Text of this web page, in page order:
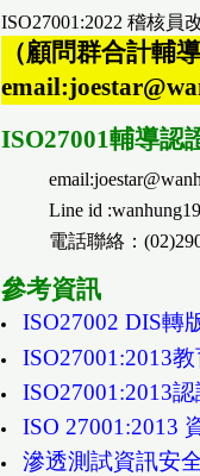
ISO27001:2022 稽核員
（顧問群合計輔
ISO27001輔導認
Line id
電話聯絡：
參考資訊
ISO27002 DIS轉
ISO27001:2013
ISO27001:2013
ISO 27001:2013
滲透測試資訊安